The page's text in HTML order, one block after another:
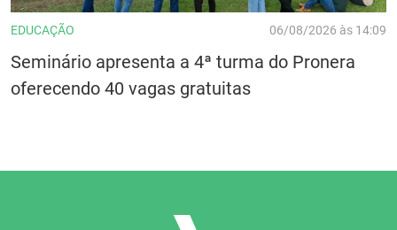
EDUCAÇÃO 06/08/2026 às 14:09
Seminário apresenta a 4ª turma do Pronera
oferecendo 40 vagas gratuitas